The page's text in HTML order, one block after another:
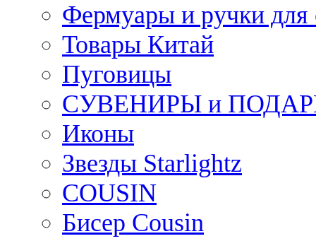
Фермуары и ручки для
Товары Китай
Пуговицы
СУВЕНИРЫ и
Иконы
Звезды Starlightz
COUSIN
Бисер Cousin